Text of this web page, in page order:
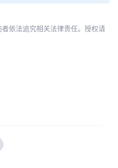
依法追究相关法律责任。授权请